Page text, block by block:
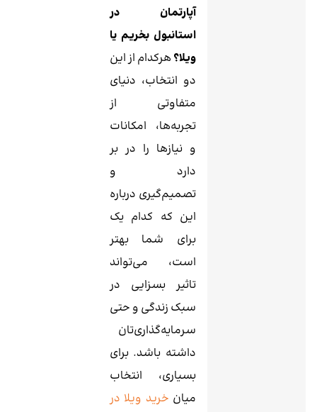
آپارتمان در
استانبول بخریم یا
ویلا؟ هرکدام از این
دو انتخاب، دنیای
متفاوتی از
تجربه‌ها، امکانات
و نیازها را در بر
دارد و
تصمیم‌گیری درباره
این که کدام یک
برای شما بهتر
است، می‌تواند
تاثیر بسزایی در
سبک زندگی و حتی
سرمایه‌گذاری‌تان
داشته باشد. برای
بسیاری، انتخاب
میان خرید ویلا در